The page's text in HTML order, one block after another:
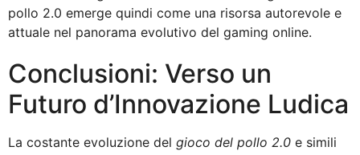
pollo 2.0 emerge quindi come una risorsa autorevole e
attuale nel panorama evolutivo del gaming online.
Conclusioni: Verso un
Futuro d’Innovazione Ludica
La costante evoluzione del gioco del pollo 2.0 e simili